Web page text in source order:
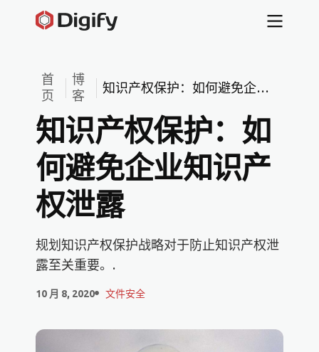
首
页
博
客
知识产权保护：如何避免企业
知识产权保护：如
何避免企业知识产
权泄露
规划知识产权保护战略对于防止知识产权泄
露至关重要。.
10 月 8, 2020 文件安全